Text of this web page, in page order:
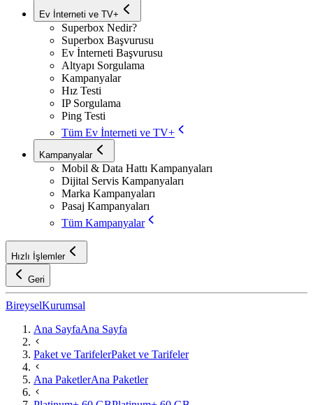
Ev İnterneti ve TV+
Superbox Nedir?
Superbox Başvurusu
Ev İnterneti Başvurusu
Altyapı Sorgulama
Kampanyalar
Hız Testi
IP Sorgulama
Ping Testi
Tüm Ev İnterneti ve TV+
Kampanyalar
Mobil & Data Hattı Kampanyaları
Dijital Servis Kampanyaları
Marka Kampanyaları
Pasaj Kampanyaları
Tüm Kampanyalar
Hızlı İşlemler
Geri
BireyselKurumsal
Ana SayfaAna Sayfa
Paket ve TarifelerPaket ve Tarifeler
Ana PaketlerAna Paketler